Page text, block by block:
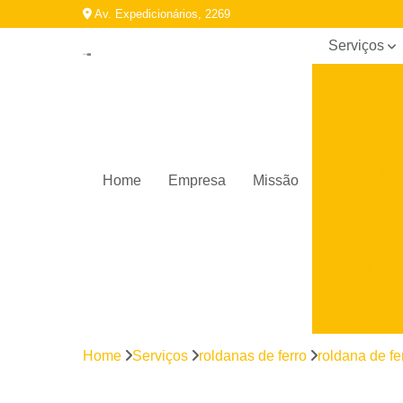
Av. Expedicionários, 2269
Home Empresa Missão
Serviços
Home Serviços roldanas de ferro roldana de